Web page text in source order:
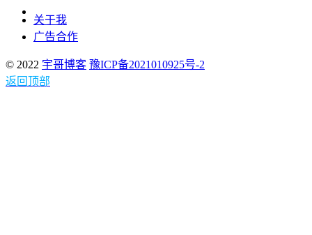
关于我
广告合作
© 2022 宇哥博客 豫ICP备2021010925号-2
返回顶部